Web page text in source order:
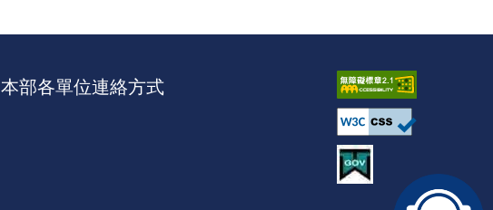
本部各單位連絡方式